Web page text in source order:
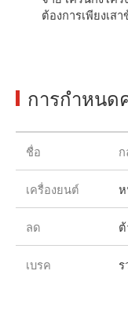
ต้องการเพียงเส
การกำหนด
ชื่อ
เครื่องยนต์
ลด
เบรค